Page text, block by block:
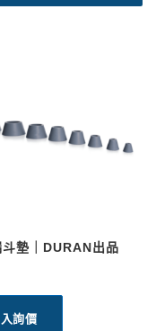
斗墊｜DURAN出品
詢價